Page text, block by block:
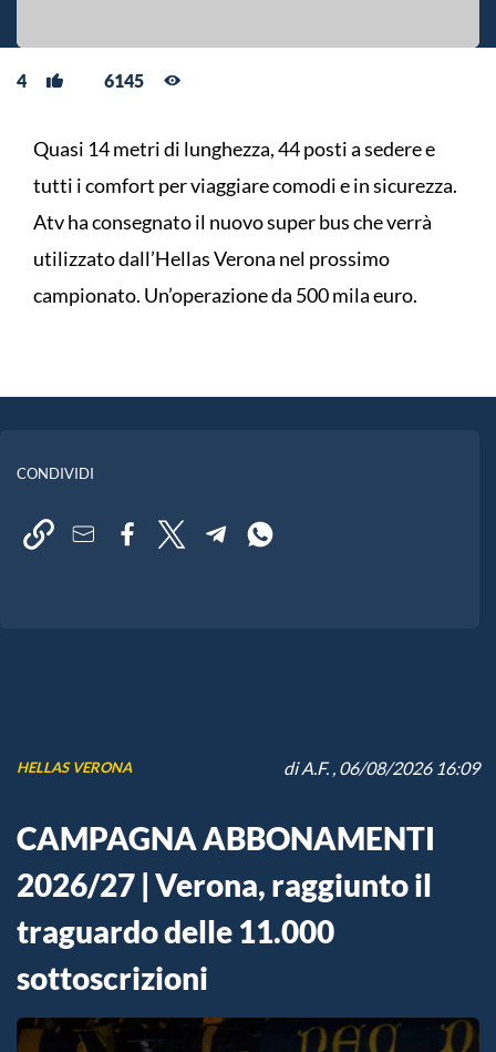
4 6145
Quasi 14 metri di lunghezza, 44 posti a sedere e
tutti i comfort per viaggiare comodi e in sicurezza.
Atv ha consegnato il nuovo super bus che verrà
utilizzato dall’Hellas Verona nel prossimo
campionato. Un’operazione da 500 mila euro.
CONDIVIDI
HELLAS VERONA diA.F., 06/08/2026 16:09
CAMPAGNA ABBONAMENTI
2026/27 | Verona, raggiunto il
traguardo delle 11.000
sottoscrizioni